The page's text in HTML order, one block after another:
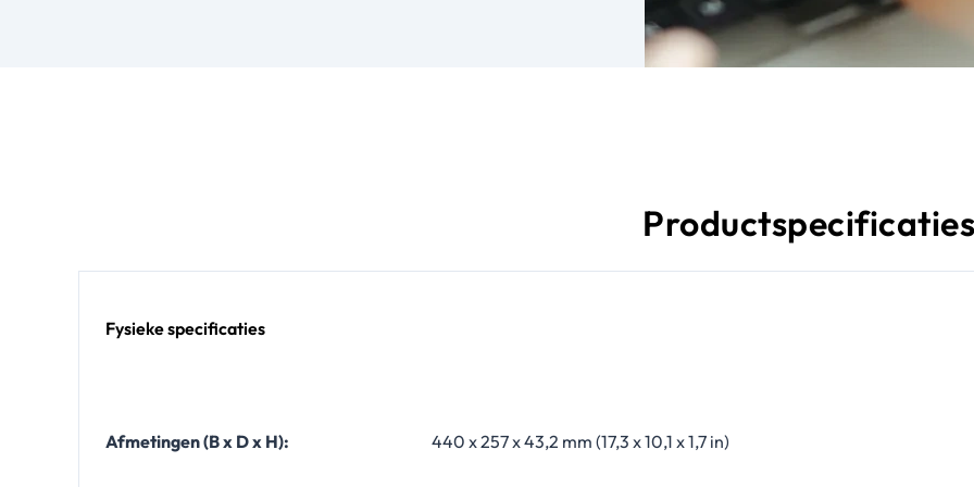
Productspecificaties
Fysieke specificaties
Afmetingen (B x D x H): 440 x 257 x 43,2 mm (17,3 x 10,1 x 1,7 in)